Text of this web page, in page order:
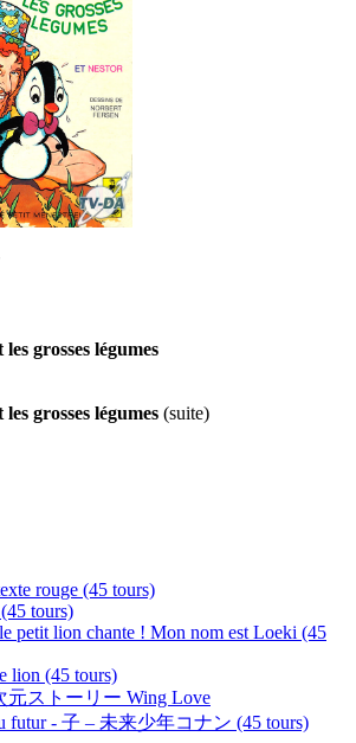
grosses légumes
grosses légumes (suite)
rouge (45 tours)
tours)
petit lion chante ! Mon nom est Loeki (45
lion (45 tours)
元ストーリー Wing Love
futur - 子 – 未来少年コナン (45 tours)